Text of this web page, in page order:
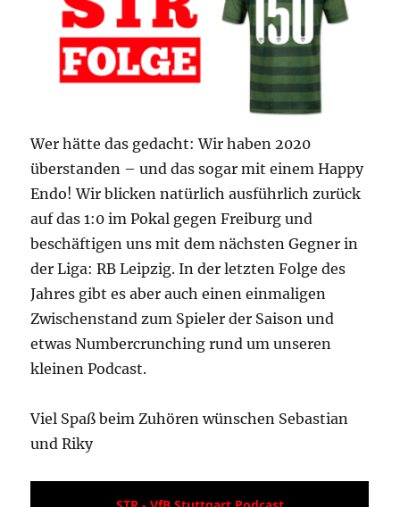
Wer hätte das gedacht: Wir haben 2020
überstanden – und das sogar mit einem Happy
Endo! Wir blicken natürlich ausführlich zurück
auf das 1:0 im Pokal gegen Freiburg und
beschäftigen uns mit dem nächsten Gegner in
der Liga: RB Leipzig. In der letzten Folge des
Jahres gibt es aber auch einen einmaligen
Zwischenstand zum Spieler der Saison und
etwas Numbercrunching rund um unseren
kleinen Podcast.
Viel Spaß beim Zuhören wünschen Sebastian
und Riky